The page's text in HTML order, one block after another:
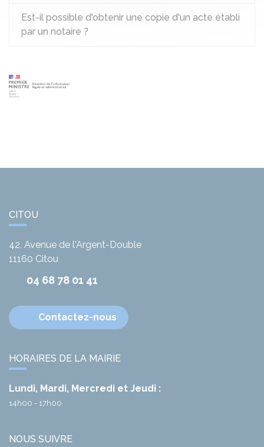
Est-il possible d'obtenir une copie d'un acte établi
par un notaire ?
CITOU
42, Avenue de l'Argent-Double
11160 Citou
04 68 78 01 41
Contactez-nous
HORAIRES DE LA MAIRIE
Lundi, Mardi, Mercredi et Jeudi :
14h00 - 17h00
NOUS SUIVRE